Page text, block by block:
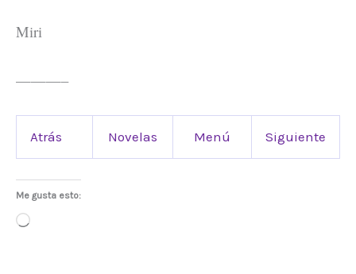
Miri
———–
Atrás Novelas Menú Siguiente
Me gusta esto:
Cargando...